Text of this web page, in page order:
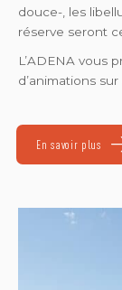
douce-, les
réserve seront
L’ADENA vous
d’animations
En savoir plus